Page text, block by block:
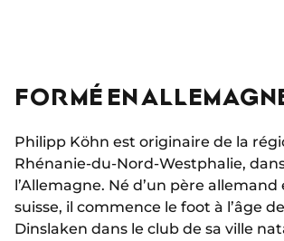
FORMÉ EN
Philipp Köhn est originaire de la
Rhénanie-du-Nord-Westphalie,
l’Allemagne. Né d’un père allemand
suisse, il commence le foot à l’âge
Dinslaken dans le club de sa ville